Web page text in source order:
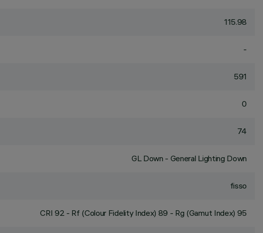
115.98
-
591
0
74
GL Down - General Lighting Down
fisso
CRI 92 - Rf (Colour Fidelity Index) 89 - Rg (Gamut Index) 95